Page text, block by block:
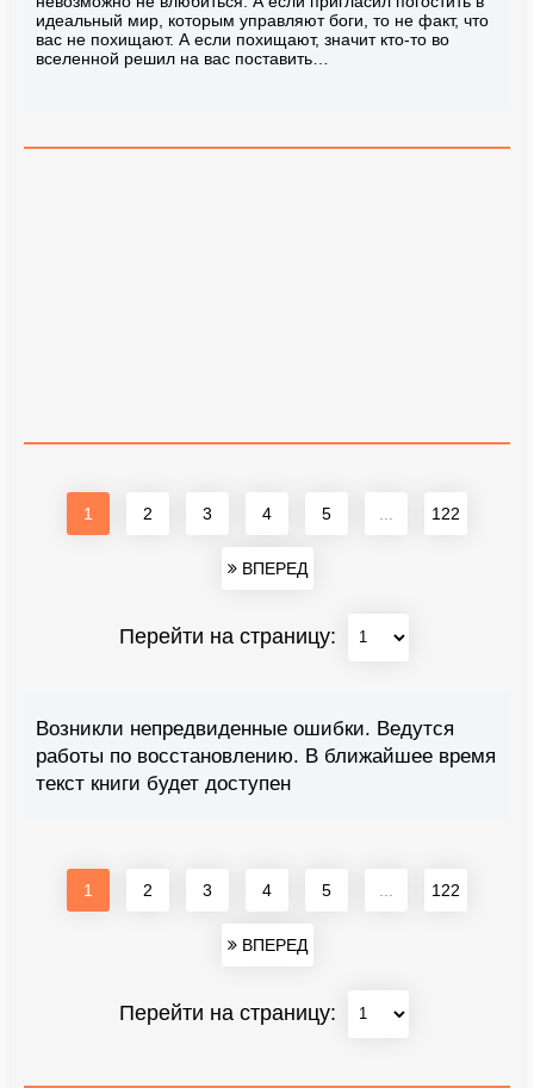
идеальный мир, которым управляют боги, то не факт, что
вас не похищают. А если похищают, значит кто-то во
вселенной решил на вас поставить…
1 2 3 4 5 122
ВПЕРЕД
Перейти на страницу:
Возникли непредвиденные ошибки. Ведутся
работы по восстановлению. В ближайшее время
текст книги будет доступен
1 2 3 4 5 122
ВПЕРЕД
Перейти на страницу: